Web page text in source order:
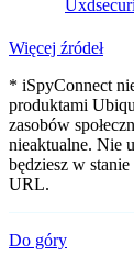
Więcej źródeł
* iSpyConnect
produktami
zasobów
nieaktualne. Nie
będziesz w
URL.
Do góry